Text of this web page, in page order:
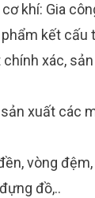
khí: Gia
kết cấu
xác,
xuất các
vòng
đồ,..